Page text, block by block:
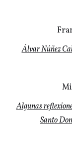
Álvar Núñez
Algunas
Santo